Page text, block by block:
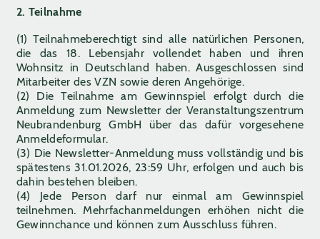
2. Teilnahme
(1) Teilnahmeberechtigt sind alle natürlichen Personen,
die das 18. Lebensjahr vollendet haben und ihren
Wohnsitz in Deutschland haben. Ausgeschlossen sind
Mitarbeiter des VZN sowie deren Angehörige.
(2) Die Teilnahme am Gewinnspiel erfolgt durch die
Anmeldung zum Newsletter der Veranstaltungszentrum
Neubrandenburg GmbH über das dafür vorgesehene
Anmeldeformular.
(3) Die Newsletter-Anmeldung muss vollständig und bis
spätestens 31.01.2026, 23:59 Uhr, erfolgen und auch bis
dahin bestehen bleiben.
(4) Jede Person darf nur einmal am Gewinnspiel
teilnehmen. Mehrfachanmeldungen erhöhen nicht die
Gewinnchance und können zum Ausschluss führen.